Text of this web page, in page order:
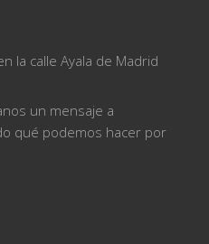
la calle Ayala de Madrid
un mensaje a
qué podemos hacer por